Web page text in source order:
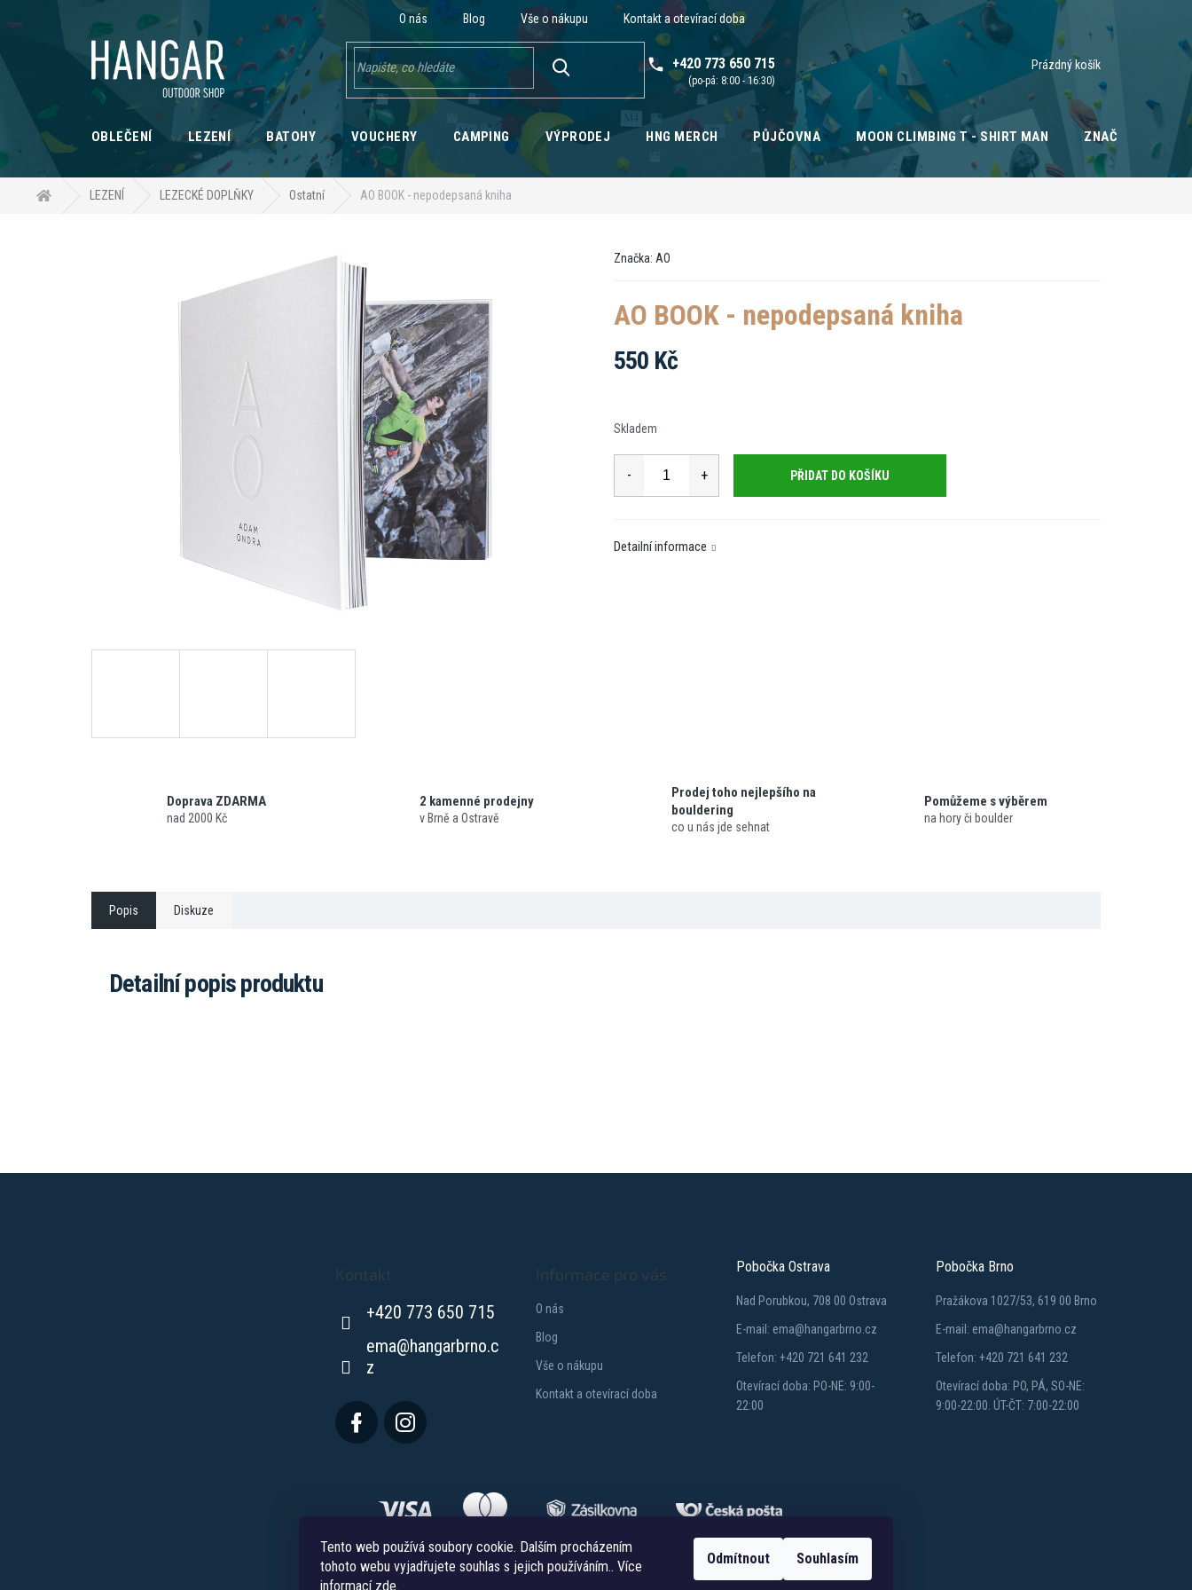
Tento web používá soubory cookie. Dalším procházením
tohoto webu vyjadřujete souhlas s jejich používáním.. Více
informací zde.
Odmítnout Souhlasím
na
O nás Blog Vše o nákupu Kontakt a otevírací doba
+420 773 650 715
Nákupní
Prázdný košík
OBLEČENÍ LEZENÍ BATOHY VOUCHERY CAMPING VÝPRODEJ HNG MERCH PŮJČOVNA MOON CLIMBING T - SHIRT MAN ZNAČKY
Domů LEZENÍ LEZECKÉ DOPLŇKY Ostatní AO BOOK - nepodepsaná kniha
Značka: AO
AO BOOK - nepodepsaná kniha
550 Kč
Skladem
PŘIDAT DO KOŠÍKU
Detailní informace
Doprava ZDARMA
nad 2000 Kč
2 kamenné prodejny
v Brně a Ostravě
Prodej toho nejlepšího na
bouldering
co u nás jde sehnat
Pomůžeme s výběrem
na hory či boulder
Popis Diskuze
Detailní popis produktu
Kontakt
+420 773 650 715
ema@hangarbrno.c
z
Informace pro vás
O nás
Blog
Vše o nákupu
Kontakt a otevírací doba
Pobočka Ostrava
Nad Porubkou, 708 00 Ostrava
E-mail: ema@hangarbrno.cz
Telefon: +420 721 641 232
Otevírací doba: PO-NE: 9:00-
22:00
Pobočka Brno
Pražákova 1027/53, 619 00 Brno
E-mail: ema@hangarbrno.cz
Telefon: +420 721 641 232
Otevírací doba: PO, PÁ, SO-NE:
9:00-22:00. ÚT-ČT: 7:00-22:00
Copyright 2026 Hangareshop.cz . Všechna práva vyhrazena.